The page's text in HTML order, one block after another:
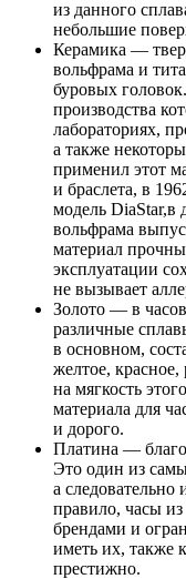
из данного
небольшие
Керамика —
вольфрама и
буровых
производства
лабораториях,
а также
применил этот
и браслета, в
модель DiaStar,в
вольфрама
материал
эксплуатации
не вызывает
Золото — в
различные
в основном,
желтое, красное,
на мягкость
материала для
и дорого.
Платина —
Это один из
а
правило, часы
брендами и
иметь их, также
престижно.